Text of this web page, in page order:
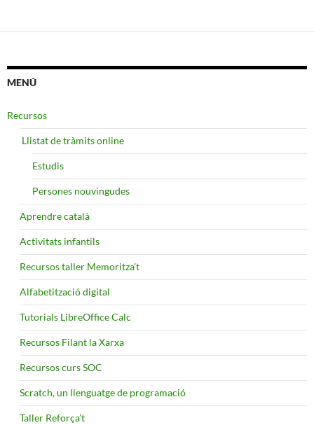
MENÚ
Recursos
​ Llistat de tràmits online
Estudis
Persones nouvingudes
Aprendre català
Activitats infantils
Recursos taller Memoritza’t
Alfabetització digital
Tutorials LibreOffice Calc
Recursos Filant la Xarxa
Recursos curs SOC
Scratch, un llenguatge de programació
Taller Reforça’t